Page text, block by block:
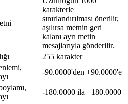
karakterle
sınırlandırılması önerilir,
aşılırsa metnin geri
kalanı ayrı metin
mesajlarıyla gönderilir.
255 karakter
-90.0000'den +90.0000'e
-180.0000 ila +180.0000